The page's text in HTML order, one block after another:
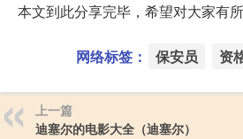
本文到此分享完毕，希望对大家有所
网络标签： 保安员 资
上一篇
迪塞尔的电影大全（迪塞尔）